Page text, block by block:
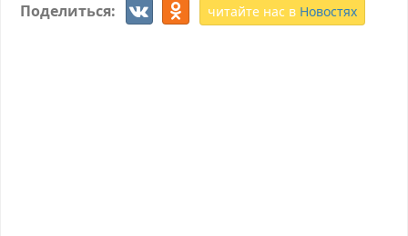
Поделиться: читайте нас в Новостях